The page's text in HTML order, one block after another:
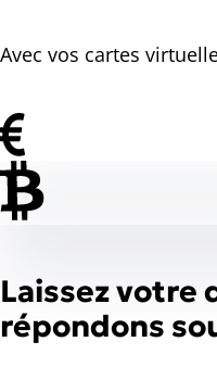
Avec vos cartes
Laissez votre
répondons